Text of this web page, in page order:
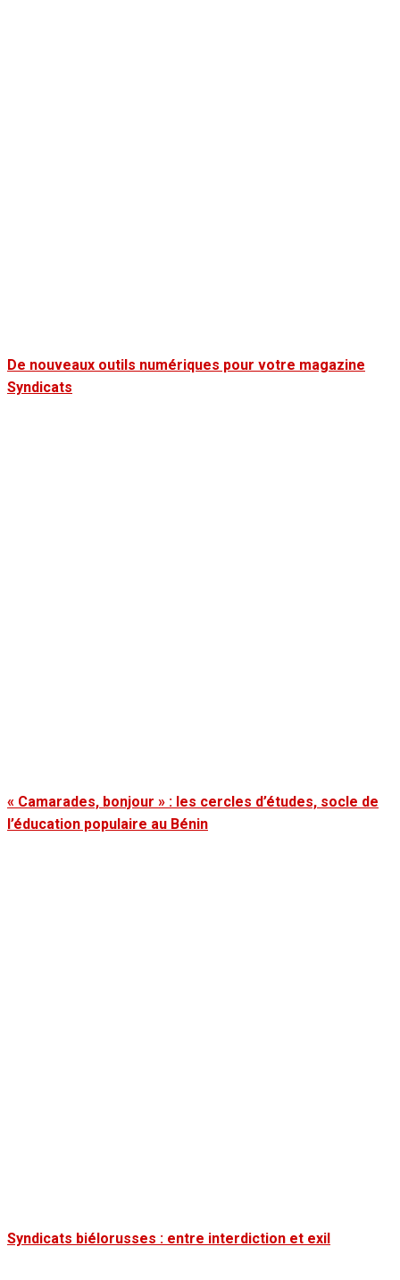
De nouveaux outils numériques pour votre magazine
Syndicats
« Camarades, bonjour » : les cercles d’études, socle de
l’éducation populaire au Bénin
Syndicats biélorusses : entre interdiction et exil